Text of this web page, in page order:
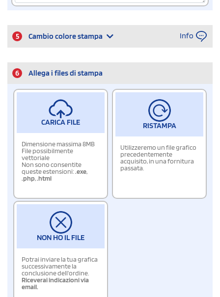
5 Cambio colore stampa Info
6 Allega i files di stampa
CARICA FILE
Dimensione massima 8MB
File possibilmente
vettoriale
Non sono consentite
queste estensioni:.exe,
.php,.html
RISTAMPA
Utilizzeremo un file grafico
precedentemente
acquisito, in una fornitura
passata.
NON HO IL FILE
Potrai inviare la tua grafica
successivamente la
conclusione dell'ordine.
Riceverai indicazioni via
email.